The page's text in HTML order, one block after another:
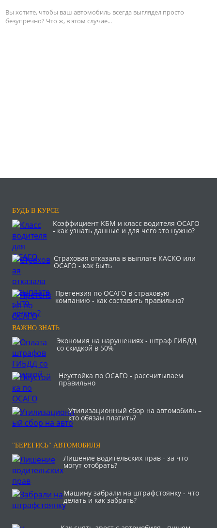
Вы хотите, чтобы ваш автомобиль всегда выглядел просто
безупречно? Что ж, в этом случае...
БУДЬ В КУРСЕ
Коэффициент КБМ и класс водителя ОСАГО
- как узнать данные и для чего это нужно?
Страховая отказала в выплате КАСКО или
ОСАГО - как быть
Претензия по ОСАГО в страховую
компанию - как составить правильно?
ВАЖНО ЗНАТЬ
Экономия на нарушениях - штраф ГИБДД
со скидкой в 50%
Неустойка по ОСАГО - рассчитываем
правильно
Утилизационный сбор на автомобиль –
кто обязан платить?
"БЕРЕГИСЬ" АВТОМОБИЛЯ
Лишение водительских прав - за что
могут отобрать?
Машину забрали на штрафстоянку - что
делать и как забрать?